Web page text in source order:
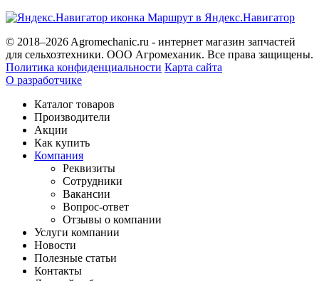
Маршрут в Яндекс.Навигатор
© 2018–2026 Agromechanic.ru - интернет магазин запчастей
для сельхозтехники. ООО Агромеханик. Все права защищены.
Политика конфиденциальности Карта сайта
О разработчике
Каталог товаров
Производители
Акции
Как купить
Компания
Реквизиты
Сотрудники
Вакансии
Вопрос-ответ
Отзывы о компании
Услуги компании
Новости
Полезные статьи
Контакты